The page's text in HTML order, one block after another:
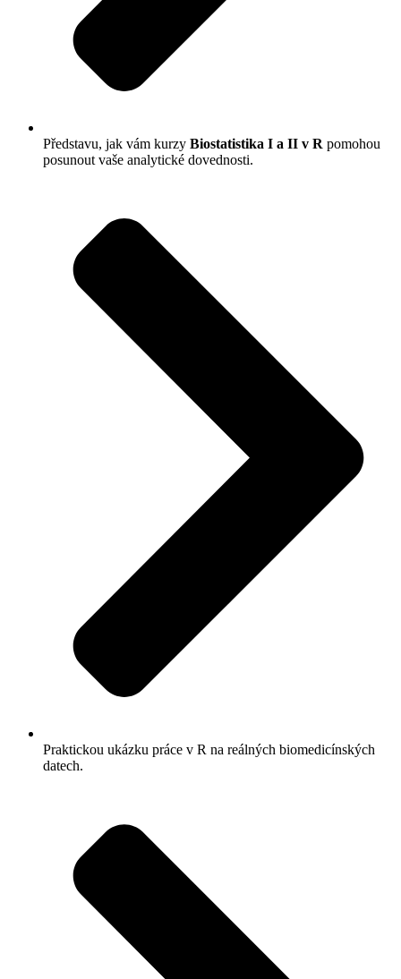
Představu, jak vám kurzy Biostatistika I a II v R pomohou
posunout vaše analytické dovednosti.
Praktickou ukázku práce v R na reálných biomedicínských
datech.